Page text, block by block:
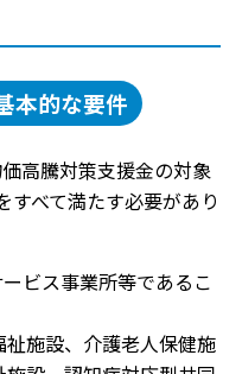
本的な要件
高騰対策支援金の対象
すべて満たす必要があり
ビス事業所等であるこ
施設、介護老人保健施